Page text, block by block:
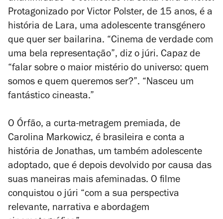
Protagonizado por Victor Polster, de 15 anos, é a
história de Lara, uma adolescente transgénero
que quer ser bailarina. “Cinema de verdade com
uma bela representação”, diz o júri. Capaz de
“falar sobre o maior mistério do universo: quem
somos e quem queremos ser?”. “Nasceu um
fantástico cineasta.”
O Órfão, a curta-metragem premiada, de
Carolina Markowicz, é brasileira e conta a
história de Jonathas, um também adolescente
adoptado, que é depois devolvido por causa das
suas maneiras mais afeminadas. O filme
conquistou o júri “com a sua perspectiva
relevante, narrativa e abordagem